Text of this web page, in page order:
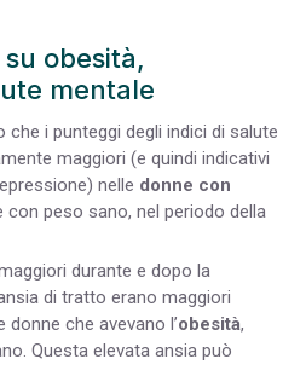
obesità,
mentale
che i punteggi degli indici di salute
maggiori (e quindi indicativi
nelle donne con
con peso sano, nel periodo della
durante e dopo la
di tratto erano maggiori
donne che avevano l’obesità,
Questa elevata ansia può